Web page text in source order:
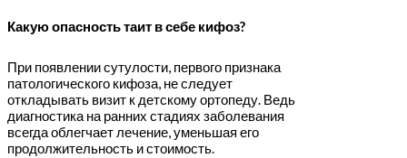
Какую опасность таит в себе кифоз?
При появлении сутулости, первого признака
патологического кифоза, не следует
откладывать визит к детскому ортопеду. Ведь
диагностика на ранних стадиях заболевания
всегда облегчает лечение, уменьшая его
продолжительность и стоимость.